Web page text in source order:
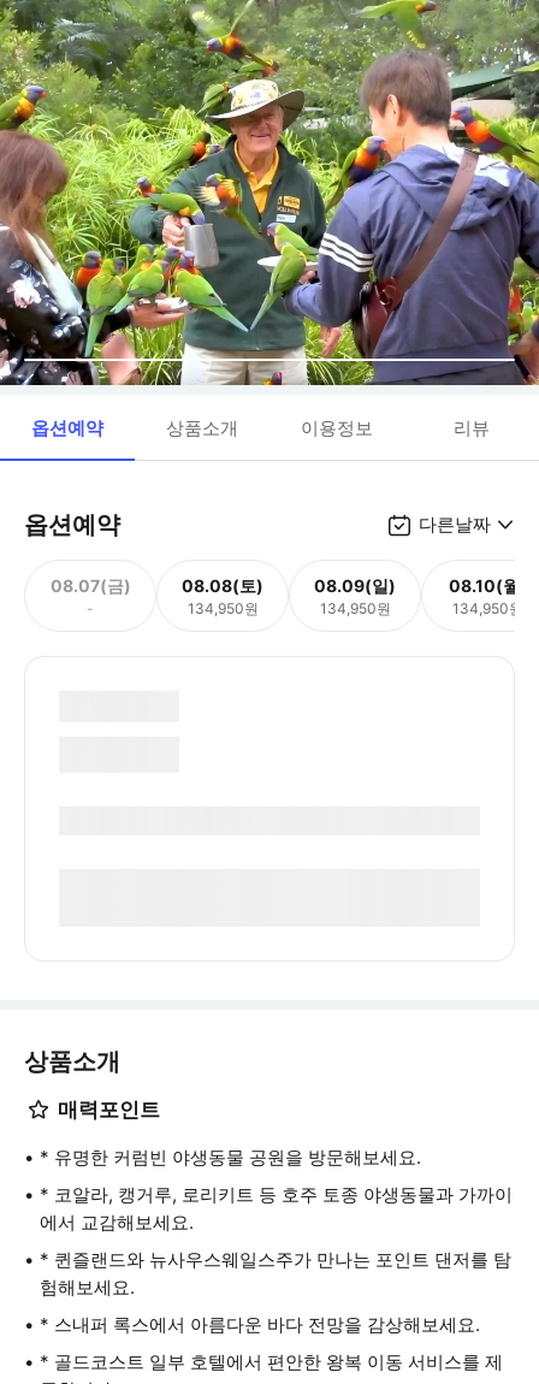
옵션예약 상품소개 이용정보 리뷰
옵션예약 다른날짜
08.07(금)
-
08.08(토)
134,950원
08.09(일)
134,950원
08.10(월)
134,950원
상품소개
매력포인트
* 유명한 커럼빈 야생동물 공원을 방문해보세요.
* 코알라, 캥거루, 로리키트 등 호주 토종 야생동물과 가까이
에서 교감해보세요.
* 퀸즐랜드와 뉴사우스웨일스주가 만나는 포인트 댄저를 탐
험해보세요.
* 스내퍼 록스에서 아름다운 바다 전망을 감상해보세요.
* 골드코스트 일부 호텔에서 편안한 왕복 이동 서비스를 제